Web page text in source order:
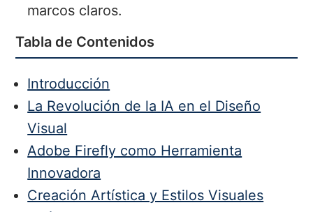
marcos claros.
Tabla de Contenidos
Introducción
La Revolución de la IA en el Diseño
Visual
Adobe Firefly como Herramienta
Innovadora
Creación Artística y Estilos Visuales